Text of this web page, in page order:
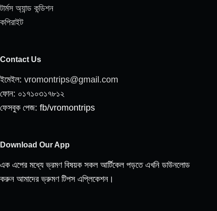
টার্মস অ্যান্ড কন্ডিশন
কপিরাইট
Contact Us
ইমেইল: vromontrips@gmail.com
ফোন: ০১৭১০৩১৭৮১২
ফেসবুক পেজ: fb/vromontrips
Download Our App
এক এপের মধ্যে ভ্রমণ বিষয়ক সকল আর্টিকেল পড়তে এখনি ডাউনলোড
করুন আমাদের ভ্রুমণ টিপস এপ্লিকেশন।